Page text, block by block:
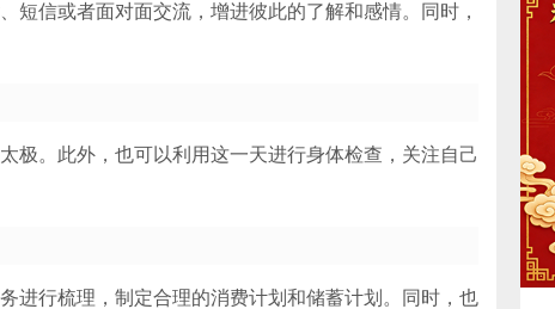
短信或者面对面交流，增进彼此的了解和感情。同时，
极。此外，也可以利用这一天进行身体检查，关注自己
进行梳理，制定合理的消费计划和储蓄计划。同时，也